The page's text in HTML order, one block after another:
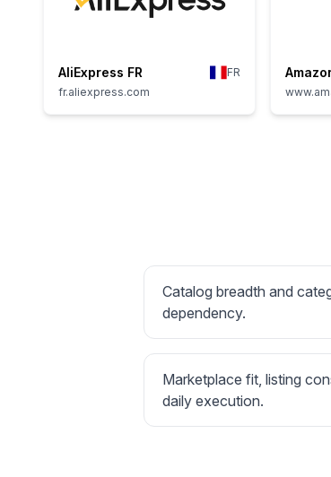
AliExpress FR
FR
fr.aliexpress.com
Catalog breadth and
dependency.
Marketplace fit, listing
daily execution.